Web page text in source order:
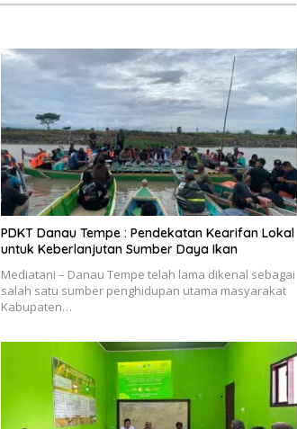
PDKT Danau Tempe : Pendekatan Kearifan Lokal
untuk Keberlanjutan Sumber Daya Ikan
Mediatani – Danau Tempe telah lama dikenal sebagai
salah satu sumber penghidupan utama masyarakat
Kabupaten…